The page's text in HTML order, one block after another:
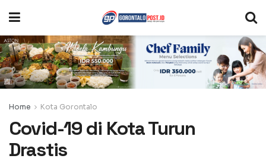
Home Kota Gorontalo
Covid-19 di Kota Turun
Drastis